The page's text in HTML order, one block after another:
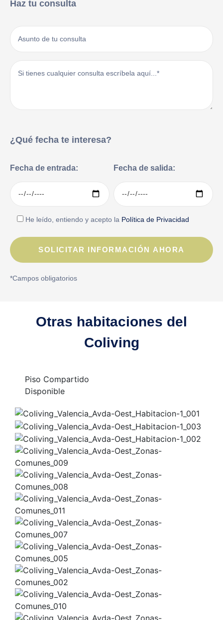
Haz tu consulta
¿Qué fecha te interesa?
Fecha de entrada: Fecha de salida:
He leído, entiendo y acepto la Política de Privacidad
*Campos obligatorios
Otras habitaciones del
Coliving
Piso Compartido
Disponible